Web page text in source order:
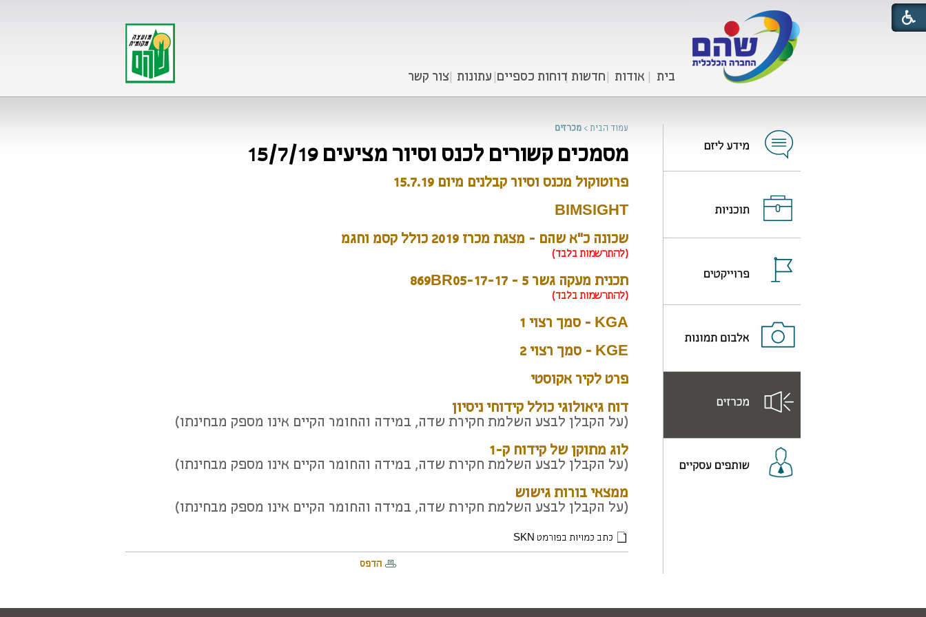
בית אודות חדשות דוחות כספיים עתונות צור קשר
עמוד הבית > מכרזים
מסמכים קשורים לכנס וסיור מציעים 15/7/19
פרוטוקול מכנס וסיור קבלנים מיום 15.7.19
BIMSIGHT
שכונה כ"א שהם - מצגת מכרז 2019 כולל קסמ וחגמ
(להתרשמות בלבד)
תכנית מעקה גשר 5 - 869BR05-17-17
(להתרשמות בלבד)
KGA - סמך רצוי 1
KGE - סמך רצוי 2
פרט לקיר אקוסטי
דוח גיאולוגי כולל קידוחי ניסיון
(על הקבלן לבצע השלמת חקירת שדה, במידה והחומר הקיים אינו מספק מבחינתו)
לוג מתוקן של קידוח ק-1
(על הקבלן לבצע השלמת חקירת שדה, במידה והחומר הקיים אינו מספק מבחינתו)
ממצאי בורות גישוש
(על הקבלן לבצע השלמת חקירת שדה, במידה והחומר הקיים אינו מספק מבחינתו)
כתב כמויות בפורמט SKN
הדפס